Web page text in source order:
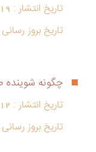
تاریخ انتشار :
تاریخ بروز
چگونه
تاریخ انتشار :
تاریخ بروز